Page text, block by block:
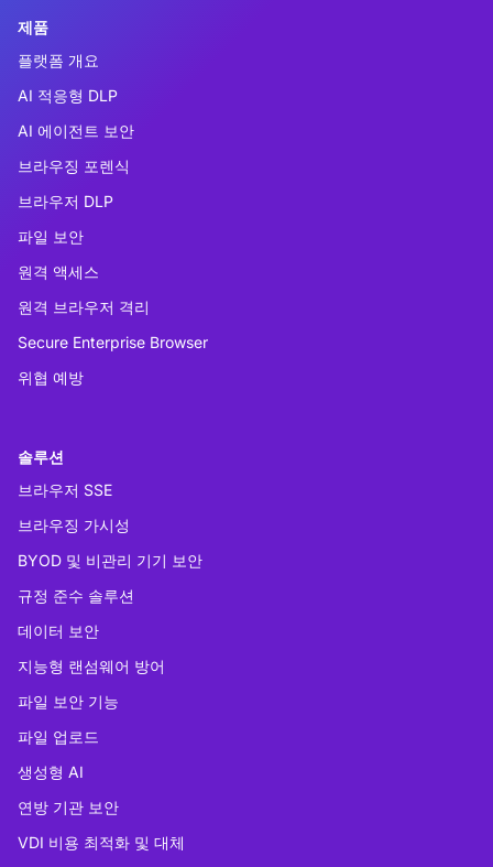
제품
플랫폼 개요
AI 적응형 DLP
AI 에이전트 보안
브라우징 포렌식
브라우저 DLP
파일 보안
원격 액세스
원격 브라우저 격리
Secure Enterprise Browser
위협 예방
솔루션
브라우저 SSE
브라우징 가시성
BYOD 및 비관리 기기 보안
규정 준수 솔루션
데이터 보안
지능형 랜섬웨어 방어
파일 보안 기능
파일 업로드
생성형 AI
연방 기관 보안
VDI 비용 최적화 및 대체